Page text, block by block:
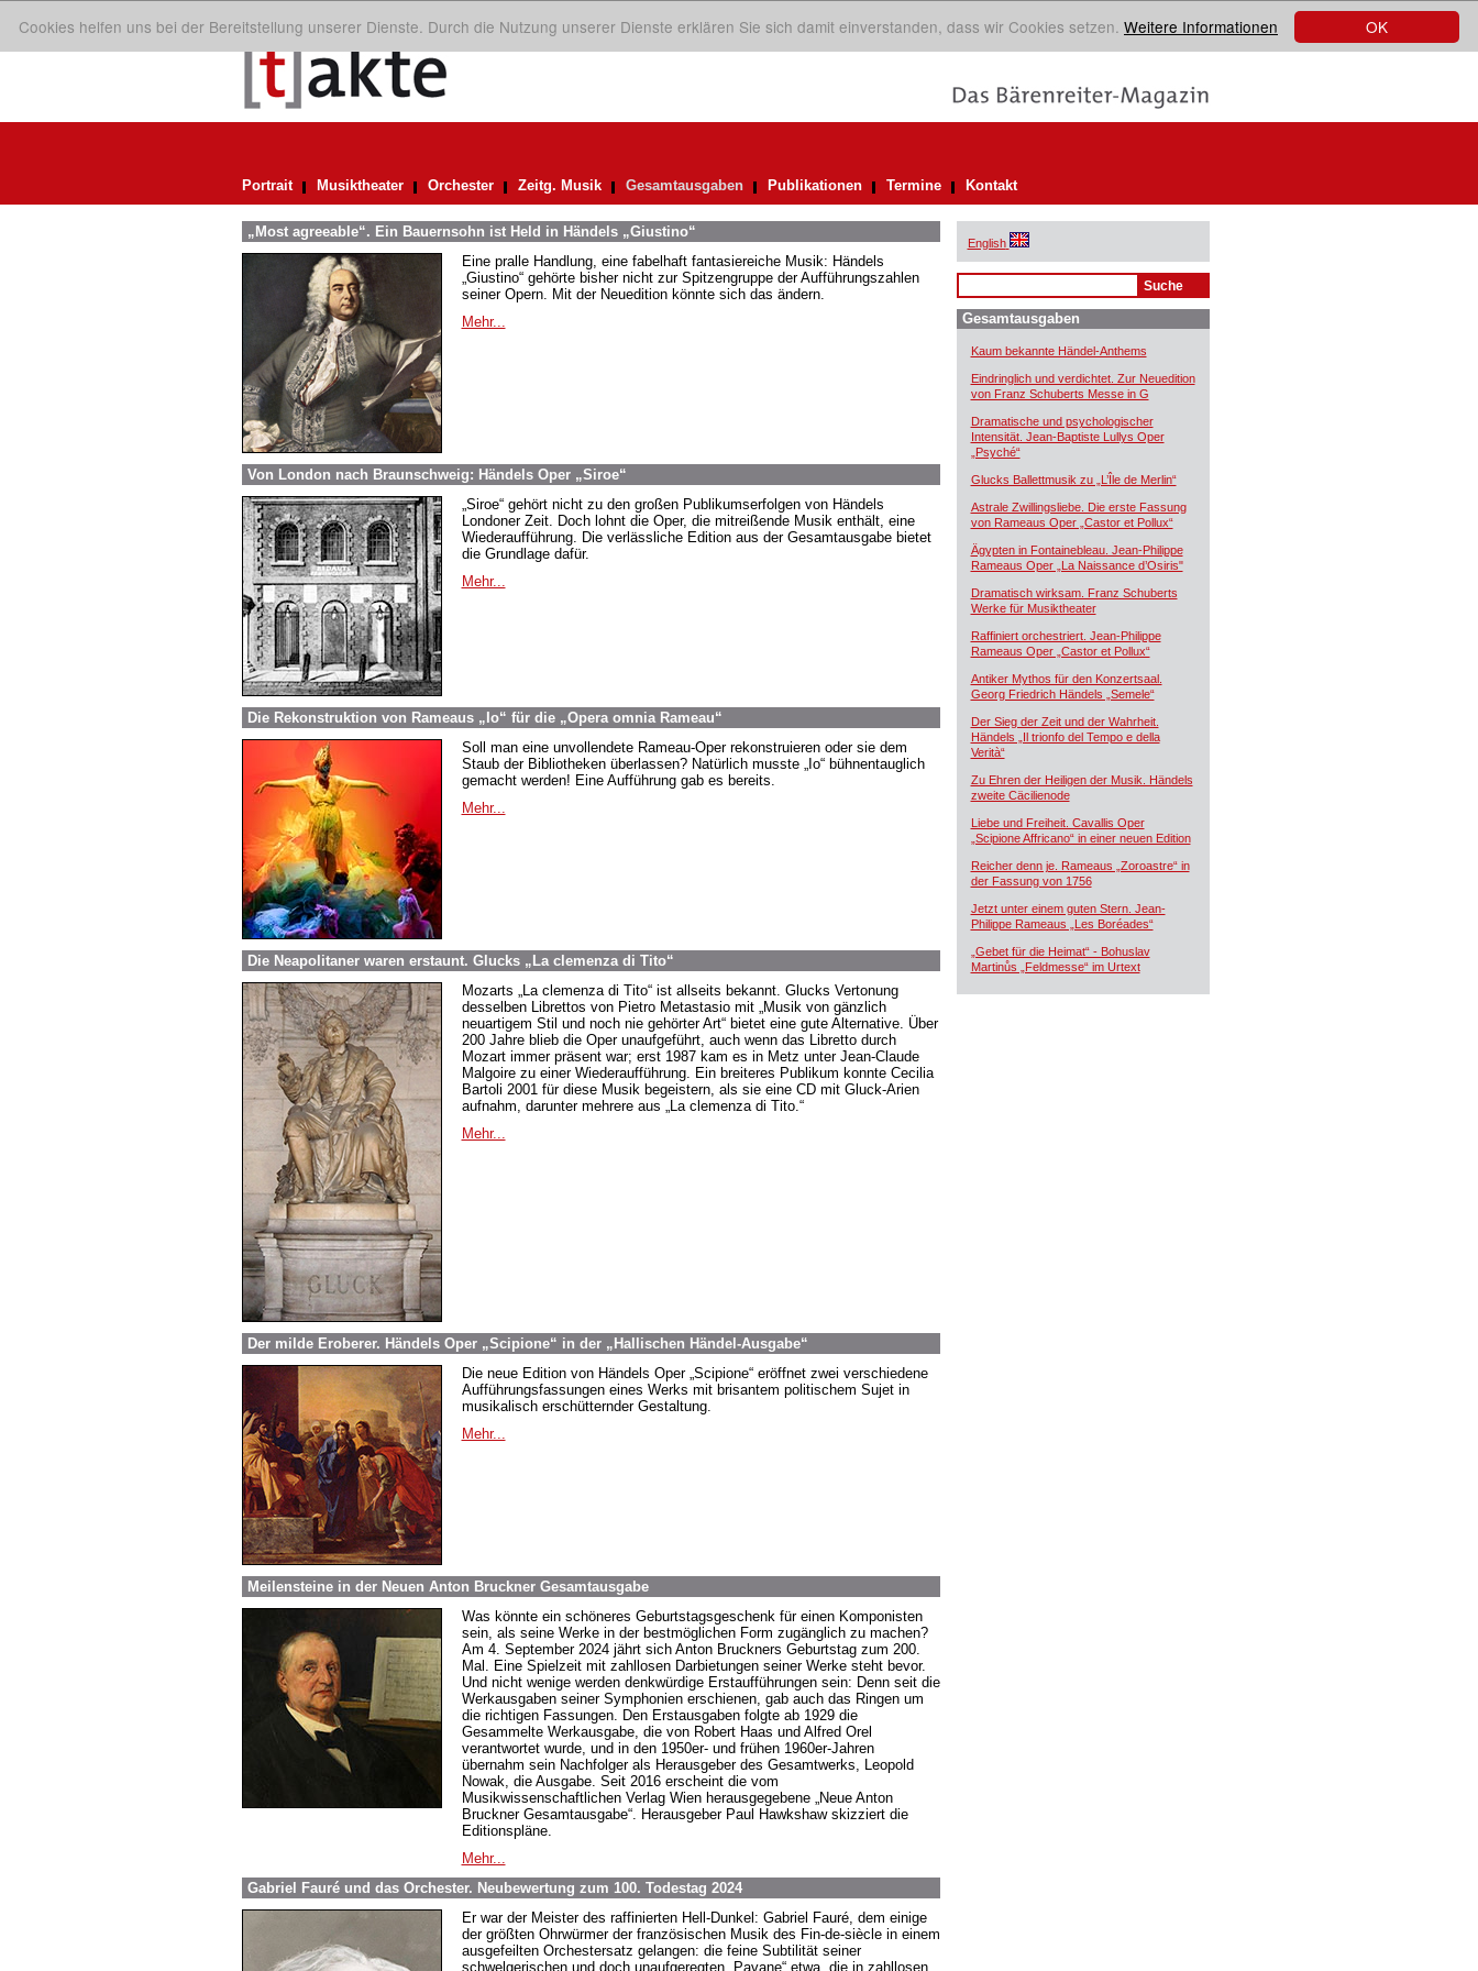
OK
Cookies helfen uns bei der Bereitstellung unserer Dienste. Durch die Nutzung unserer Dienste erklären Sie sich damit einverstanden, dass wir Cookies setzen. Weitere Informationen
Portrait Musiktheater Orchester Zeitg. Musik Gesamtausgaben Publikationen Termine Kontakt
„Most agreeable“. Ein Bauernsohn ist Held in Händels „Giustino“
Eine pralle Handlung, eine fabelhaft fantasiereiche Musik: Händels
„Giustino“ gehörte bisher nicht zur Spitzengruppe der Aufführungszahlen
seiner Opern. Mit der Neuedition könnte sich das ändern.
Mehr...
Von London nach Braunschweig: Händels Oper „Siroe“
„Siroe“ gehört nicht zu den großen Publikumserfolgen von Händels
Londoner Zeit. Doch lohnt die Oper, die mitreißende Musik enthält, eine
Wiederaufführung. Die verlässliche Edition aus der Gesamtausgabe bietet
die Grundlage dafür.
Mehr...
Die Rekonstruktion von Rameaus „Io“ für die „Opera omnia Rameau“
Soll man eine unvollendete Rameau-Oper rekonstruieren oder sie dem
Staub der Bibliotheken überlassen? Natürlich musste „Io“ bühnentauglich
gemacht werden! Eine Aufführung gab es bereits.
Mehr...
Die Neapolitaner waren erstaunt. Glucks „La clemenza di Tito“
Mozarts „La clemenza di Tito“ ist allseits bekannt. Glucks Vertonung
desselben Librettos von Pietro Metastasio mit „Musik von gänzlich
neuartigem Stil und noch nie gehörter Art“ bietet eine gute Alternative. Über
200 Jahre blieb die Oper unaufgeführt, auch wenn das Libretto durch
Mozart immer präsent war; erst 1987 kam es in Metz unter Jean-Claude
Malgoire zu einer Wiederaufführung. Ein breiteres Publikum konnte Cecilia
Bartoli 2001 für diese Musik begeistern, als sie eine CD mit Gluck-Arien
aufnahm, darunter mehrere aus „La clemenza di Tito.“
Mehr...
Der milde Eroberer. Händels Oper „Scipione“ in der „Hallischen Händel-Ausgabe“
Die neue Edition von Händels Oper „Scipione“ eröffnet zwei verschiedene
Aufführungsfassungen eines Werks mit brisantem politischem Sujet in
musikalisch erschütternder Gestaltung.
Mehr...
Meilensteine in der Neuen Anton Bruckner Gesamtausgabe
Was könnte ein schöneres Geburtstagsgeschenk für einen Komponisten
sein, als seine Werke in der bestmöglichen Form zugänglich zu machen?
Am 4. September 2024 jährt sich Anton Bruckners Geburtstag zum 200.
Mal. Eine Spielzeit mit zahllosen Darbietungen seiner Werke steht bevor.
Und nicht wenige werden denkwürdige Erstaufführungen sein: Denn seit die
Werkausgaben seiner Symphonien erschienen, gab auch das Ringen um
die richtigen Fassungen. Den Erstausgaben folgte ab 1929 die
Gesammelte Werkausgabe, die von Robert Haas und Alfred Orel
verantwortet wurde, und in den 1950er- und frühen 1960er-Jahren
übernahm sein Nachfolger als Herausgeber des Gesamtwerks, Leopold
Nowak, die Ausgabe. Seit 2016 erscheint die vom
Musikwissenschaftlichen Verlag Wien herausgegebene „Neue Anton
Bruckner Gesamtausgabe“. Herausgeber Paul Hawkshaw skizziert die
Editionspläne.
Mehr...
Gabriel Fauré und das Orchester. Neubewertung zum 100. Todestag 2024
Er war der Meister des raffinierten Hell-Dunkel: Gabriel Fauré, dem einige
der größten Ohrwürmer der französischen Musik des Fin-de-siècle in einem
ausgefeilten Orchestersatz gelangen: die feine Subtilität seiner
schwelgerischen und doch unaufgeregten „Pavane“ etwa, die in zahllosen
English
Gesamtausgaben
Kaum bekannte Händel-Anthems
Eindringlich und verdichtet. Zur Neuedition
von Franz Schuberts Messe in G
Dramatische und psychologischer
Intensität. Jean-Baptiste Lullys Oper
„Psyché“
Glucks Ballettmusik zu „L’Île de Merlin“
Astrale Zwillingsliebe. Die erste Fassung
von Rameaus Oper „Castor et Pollux“
Ägypten in Fontainebleau. Jean-Philippe
Rameaus Oper „La Naissance d’Osiris"
Dramatisch wirksam. Franz Schuberts
Werke für Musiktheater
Raffiniert orchestriert. Jean-Philippe
Rameaus Oper „Castor et Pollux“
Antiker Mythos für den Konzertsaal.
Georg Friedrich Händels „Semele“
Der Sieg der Zeit und der Wahrheit.
Händels „Il trionfo del Tempo e della
Verità“
Zu Ehren der Heiligen der Musik. Händels
zweite Cäcilienode
Liebe und Freiheit. Cavallis Oper
„Scipione Affricano“ in einer neuen Edition
Reicher denn je. Rameaus „Zoroastre“ in
der Fassung von 1756
Jetzt unter einem guten Stern. Jean-
Philippe Rameaus „Les Boréades“
„Gebet für die Heimat“ - Bohuslav
Martinůs „Feldmesse“ im Urtext